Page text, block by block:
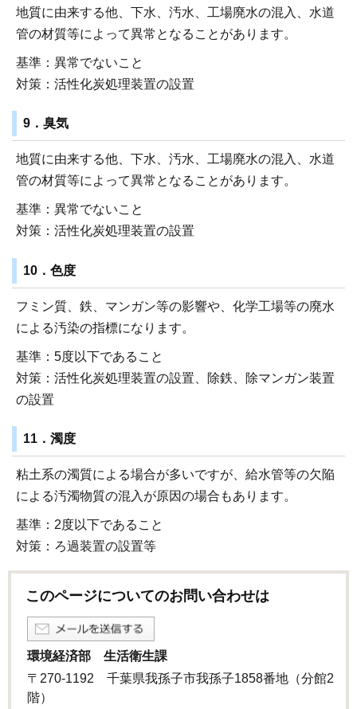
地質に由来する他、下水、汚水、工場廃水の混入、水道
管の材質等によって異常となることがあります。
基準：異常でないこと
対策：活性化炭処理装置の設置
9．臭気
地質に由来する他、下水、汚水、工場廃水の混入、水道
管の材質等によって異常となることがあります。
基準：異常でないこと
対策：活性化炭処理装置の設置
10．色度
フミン質、鉄、マンガン等の影響や、化学工場等の廃水
による汚染の指標になります。
基準：5度以下であること
対策：活性化炭処理装置の設置、除鉄、除マンガン装置
の設置
11．濁度
粘土系の濁質による場合が多いですが、給水管等の欠陥
による汚濁物質の混入が原因の場合もあります。
基準：2度以下であること
対策：ろ過装置の設置等
このページについてのお問い合わせは
環境経済部 生活衛生課
〒270-1192 千葉県我孫子市我孫子1858番地（分館2
階）